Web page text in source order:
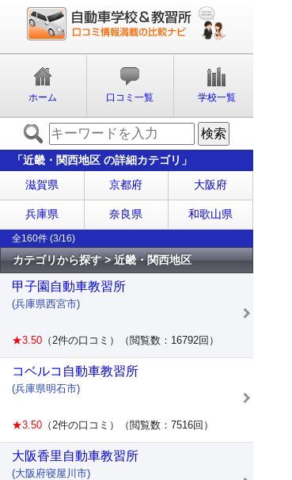
ホーム 口コミ一覧 学校一覧
「近畿・関西地区 の詳細カテゴリ」
滋賀県 京都府 大阪府
兵庫県 奈良県 和歌山県
全160件 (3/16)
カテゴリから探す > 近畿・関西地区
甲子園自動車教習所
(兵庫県西宮市)
★3.50 （2件の口コミ）（閲覧数：16792回）
コベルコ自動車教習所
(兵庫県明石市)
★3.50 （2件の口コミ）（閲覧数：7516回）
大阪香里自動車教習所
(大阪府寝屋川市)